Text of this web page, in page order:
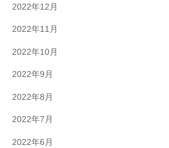
2022年12月
2022年11月
2022年10月
2022年9月
2022年8月
2022年7月
2022年6月